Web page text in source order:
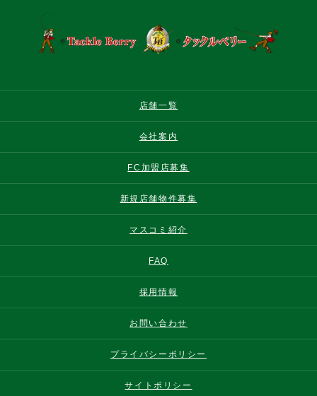
店舗一覧
会社案内
FC加盟店募集
新規店舗物件募集
マスコミ紹介
FAQ
採用情報
お問い合わせ
プライバシーポリシー
サイトポリシー